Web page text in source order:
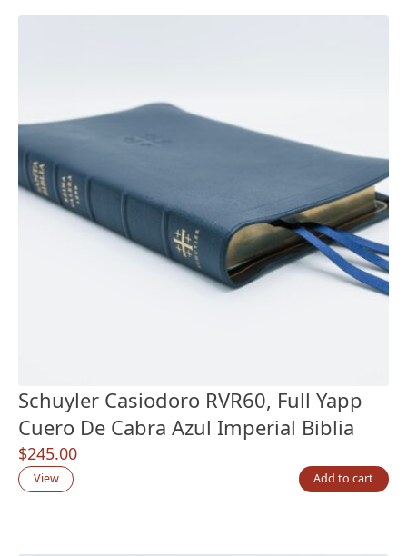
Schuyler Casiodoro RVR60, Full Yapp
Cuero De Cabra Azul Imperial Biblia
$245.00
View Add to cart